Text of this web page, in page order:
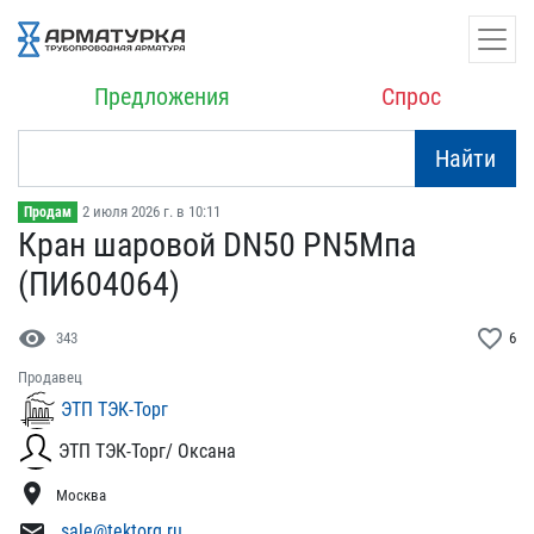
Предложения Спрос
Найти
Продам 2 июля 2026 г. в 10:11
Кран шаровой DN50 PN5Мпа​
(ПИ604064)
visibility 343 favorite_border 6
Продавец
ЭТП ТЭК-Торг
ЭТП ТЭК-Торг/ Оксана
location_on Москва